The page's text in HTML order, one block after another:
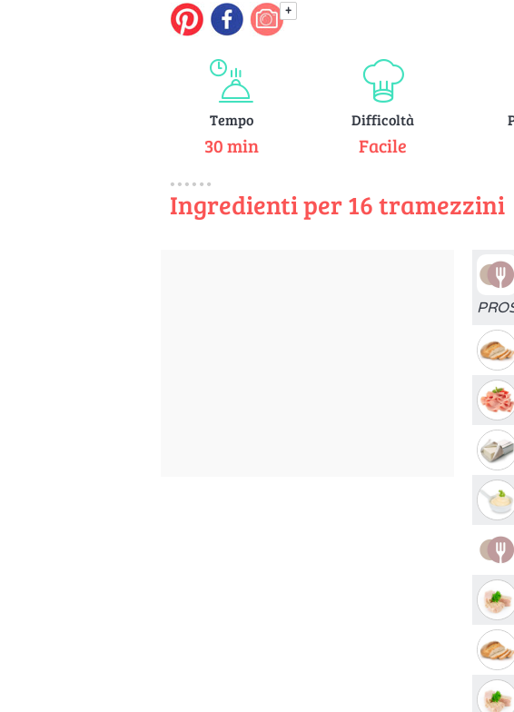
+
Tempo
30 min
Difficoltà
Facile
Ingredienti per 16 tramezzini